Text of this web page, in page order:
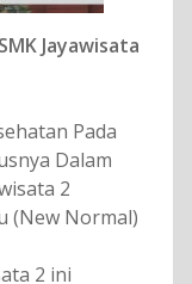
Jayawisata
Pada
Dalam
2
(New Normal)
2 ini